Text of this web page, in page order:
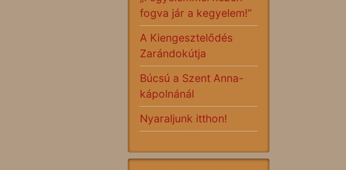
fogva jár a kegyelem!”
A Kiengesztelődés
Zarándokútja
Búcsú a Szent Anna-
kápolnánál
Nyaraljunk itthon!